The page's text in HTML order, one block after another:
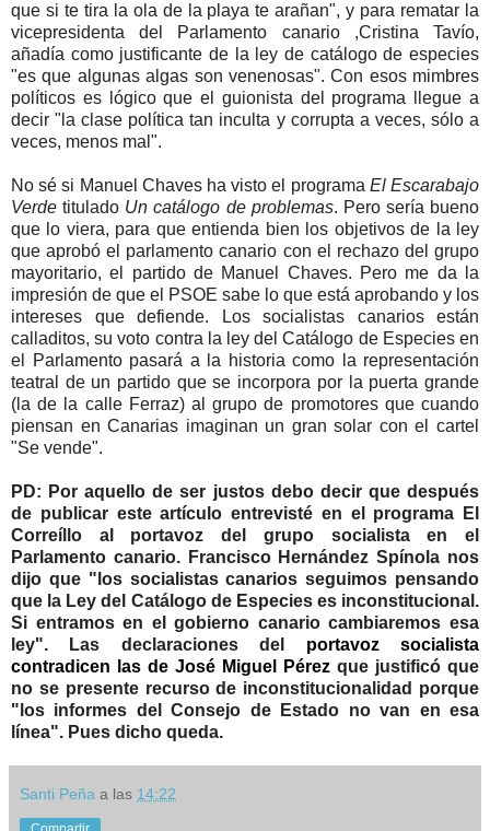
que si te tira la ola de la playa te arañan", y para rematar la
vicepresidenta del Parlamento canario ,Cristina Tavío,
añadía como justificante de la ley de catálogo de especies
"es que algunas algas son venenosas". Con esos mimbres
políticos es lógico que el guionista del programa llegue a
decir "la clase política tan inculta y corrupta a veces, sólo a
veces, menos mal".
No sé si Manuel Chaves ha visto el programa El Escarabajo
Verde titulado Un catálogo de problemas. Pero sería bueno
que lo viera, para que entienda bien los objetivos de la ley
que aprobó el parlamento canario con el rechazo del grupo
mayoritario, el partido de Manuel Chaves. Pero me da la
impresión de que el PSOE sabe lo que está aprobando y los
intereses que defiende. Los socialistas canarios están
calladitos, su voto contra la ley del Catálogo de Especies en
el Parlamento pasará a la historia como la representación
teatral de un partido que se incorpora por la puerta grande
(la de la calle Ferraz) al grupo de promotores que cuando
piensan en Canarias imaginan un gran solar con el cartel
"Se vende".
PD: Por aquello de ser justos debo decir que después
de publicar este artículo entrevisté en el programa El
Correíllo al portavoz del grupo socialista en el
Parlamento canario. Francisco Hernández Spínola nos
dijo que "los socialistas canarios seguimos pensando
que la Ley del Catálogo de Especies es inconstitucional.
Si entramos en el gobierno canario cambiaremos esa
ley". Las declaraciones del
portavoz socialista
contradicen las de José Miguel Pérez que justificó que
no se presente recurso de inconstitucionalidad porque
"los informes del Consejo de Estado no van en esa
línea". Pues dicho queda.
Santi Peña a las 14:22